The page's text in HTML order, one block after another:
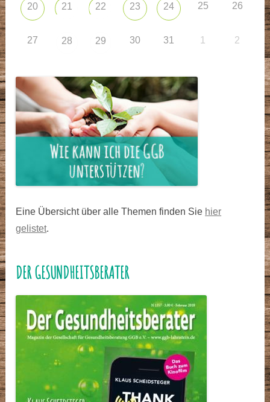
20 21 22 23 24 25 26
27 28 29 30 31 1 2
Eine Übersicht über alle Themen finden Sie hier
gelistet.
DER GESUNDHEITSBERATER